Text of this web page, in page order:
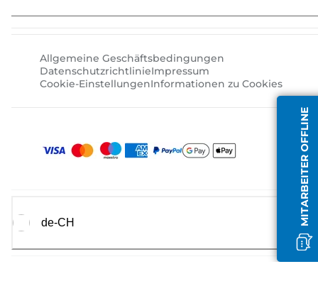
MITARBEITER OFFLINE
Allgemeine Geschäftsbedingungen
DatenschutzrichtlinieImpressum
Cookie-EinstellungenInformationen zu Cookies
de-CH